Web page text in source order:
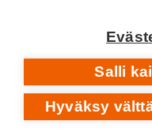
Timo Kalevi Forss
Salli
Hyväksy